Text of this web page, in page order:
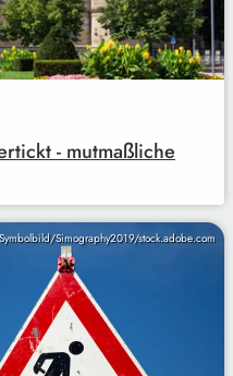
- mutmaßliche
Symbolbild/Simography2019/stock.adobe.com